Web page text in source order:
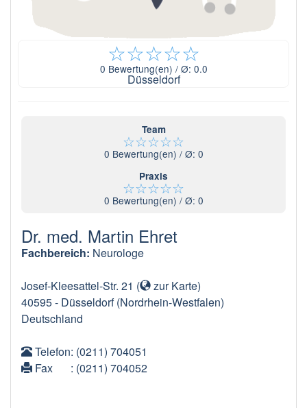
☆☆☆☆☆
0 Bewertung(en) / Ø: 0.0
Düsseldorf
Team
☆☆☆☆☆
0 Bewertung(en) / Ø: 0
Praxis
☆☆☆☆☆
0 Bewertung(en) / Ø: 0
Dr. med. Martin Ehret
Fachbereich: Neurologe
Josef-Kleesattel-Str. 21 ( zur Karte)
40595- Düsseldorf (Nordrhein-Westfalen)
Deutschland
Telefon: (0211) 704051
Fax
: (0211) 704052